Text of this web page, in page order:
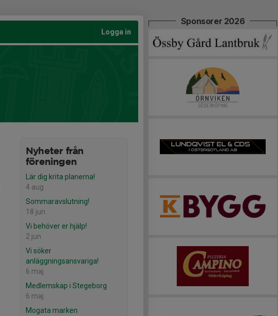
Logga in
Nyheter från
föreningen
Lär dig krita planerna!
4 aug
Sommaravslutning!
18 jun
Vi behöver er hjälp!
2 jun
Vi söker
anläggningsansvariga!
6 maj
Medlemskap i Stegeborg
6 maj
Mogata marken
Sponsorer 2026